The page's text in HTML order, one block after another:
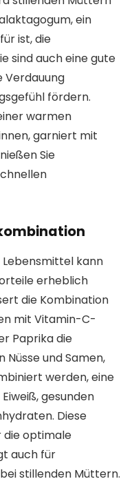
ein
ist, die
sind auch eine gute
Verdauung
fördern.
warmen
garniert mit
Sie
kann
erheblich
die Kombination
mit Vitamin-C-
Paprika die
Nüsse und Samen,
werden, eine
gesunden
Diese
die optimale
auch für
stillenden Müttern.